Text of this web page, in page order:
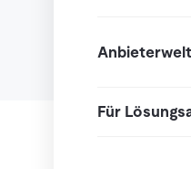
Anbieterwelt
Für